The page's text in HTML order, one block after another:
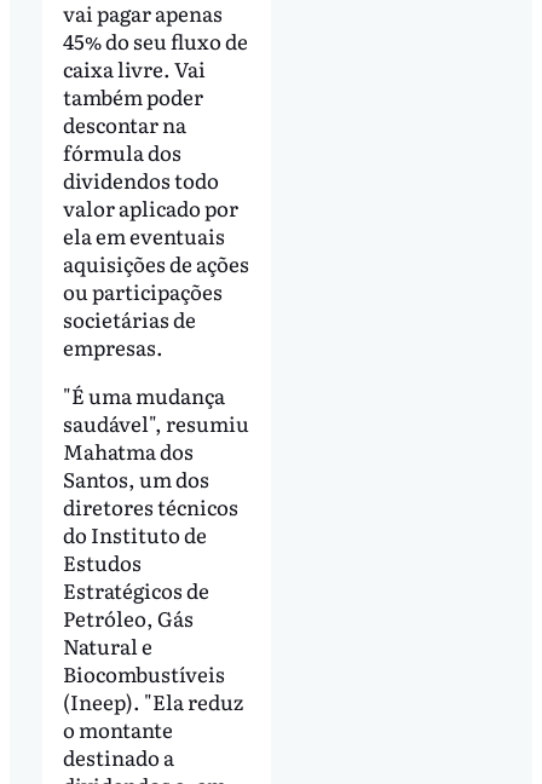
vai pagar apenas
45% do seu fluxo de
caixa livre. Vai
também poder
descontar na
fórmula dos
dividendos todo
valor aplicado por
ela em eventuais
aquisições de ações
ou participações
societárias de
empresas.
"É uma mudança
saudável", resumiu
Mahatma dos
Santos, um dos
diretores técnicos
do Instituto de
Estudos
Estratégicos de
Petróleo, Gás
Natural e
Biocombustíveis
(Ineep). "Ela reduz
o montante
destinado a